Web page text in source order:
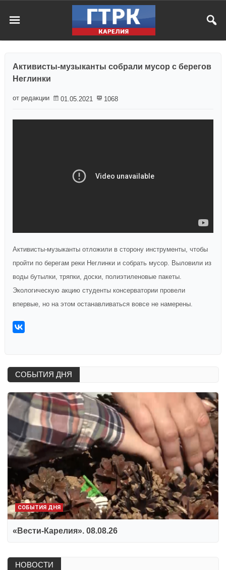
Активисты-музыканты собрали мусор с берегов
Неглинки
от редакции 01.05.2021 1068
Активисты-музыканты отложили в сторону инструменты, чтобы
пройти по берегам реки Неглинки и собрать мусор. Выловили из
воды бутылки, тряпки, доски, полиэтиленовые пакеты.
Экологическую акцию студенты консерватории провели
впервые, но на этом останавливаться вовсе не намерены.
СОБЫТИЯ ДНЯ
СОБЫТИЯ ДНЯ
«Вести-Карелия». 08.08.26
НОВОСТИ